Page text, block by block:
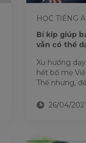
HỌC TIẾNG
Bí kíp giúp
vẫn có thể
Xu hướng
hết bố mẹ
Thế nhưng,
26/04/2021